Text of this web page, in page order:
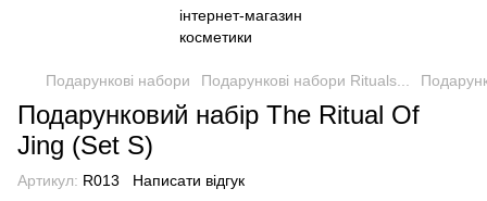
Подарункові набори Подарункові набори Rituals...
Подарунковий набір The Ritual Of
Jing (Set S)
Артикул: R013 Написати відгук